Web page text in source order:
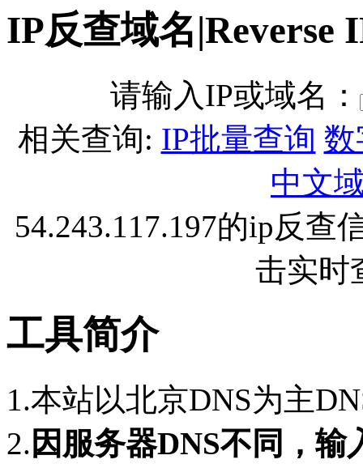
IP反查域名|Reverse
请输入IP或域名：
相关查询: IP批量查询 数
中文
54.243.117.197的ip反查
击实时
工具简介
1.本站以北京DNS为主
2. 因服务器DNS不同，